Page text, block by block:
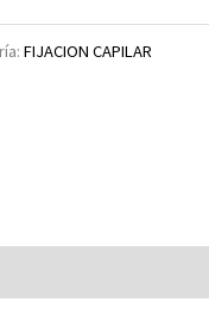
FIJACION CAPILAR